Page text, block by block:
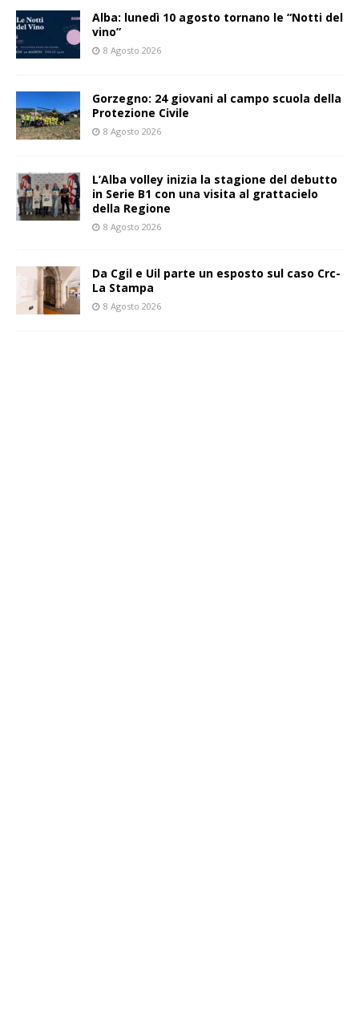
Alba: lunedì 10 agosto tornano le “Notti del
vino”
8 Agosto 2026
Gorzegno: 24 giovani al campo scuola della
Protezione Civile
8 Agosto 2026
L’Alba volley inizia la stagione del debutto
in Serie B1 con una visita al grattacielo
della Regione
8 Agosto 2026
Da Cgil e Uil parte un esposto sul caso Crc-
La Stampa
8 Agosto 2026